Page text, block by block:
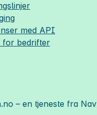
med API
for bedrifter
– en tjeneste fra Nav